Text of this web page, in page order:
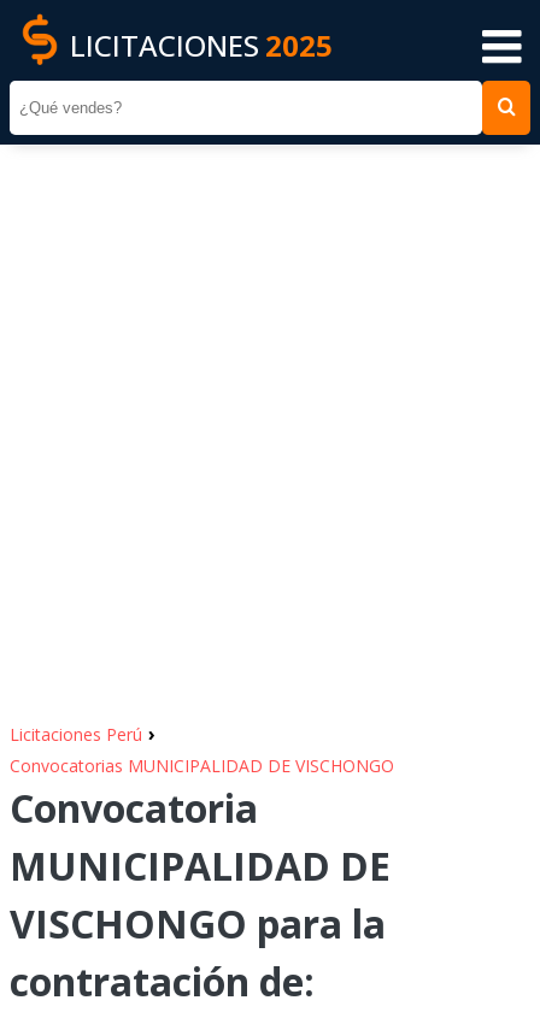
LICITACIONES 2025
Licitaciones Perú ›
Convocatorias MUNICIPALIDAD DE VISCHONGO
Convocatoria
MUNICIPALIDAD DE
VISCHONGO para la
contratación de: